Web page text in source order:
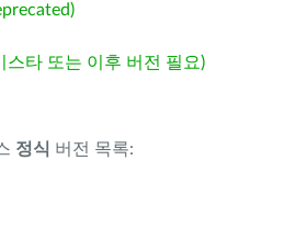
스타 또는 이후 버전 필요)
정식 버전 목록: